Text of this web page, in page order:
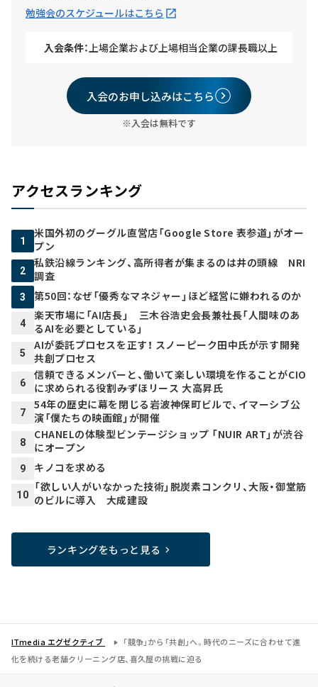
勉強会のスケジュールはこちら
入会条件：上場企業および上場相当企業の課長職以上
入会のお申し込みはこちら
※入会は無料です
アクセスランキング
1
米国外初のグーグル直営店「Google Store 表参道」がオー
プン
2
私鉄沿線ランキング、高所得者が集まるのは井の頭線 NRI
調査
3 第50回：なぜ「優秀なマネジャー」ほど経営に嫌われるのか
4
楽天市場に「AI店長」 三木谷浩史会長兼社長「人間味のあ
るAIを必要としている」
5
AIが委託プロセスを正す！ スノーピーク田中氏が示す開発
共創プロセス
6
信頼できるメンバーと、働いて楽しい環境を作ることがCIO
に求められる役割――みずほリース 大高昇氏
7
54年の歴史に幕を閉じる岩波神保町ビルで、イマーシブ公
演「僕たちの映画館」が開催
8
CHANELの体験型ビンテージショップ 「NUIR ART」が渋谷
にオープン
9 キノコを求める
10
「欲しい人がいなかった技術」脱炭素コンクリ、大阪・御堂筋
のビルに導入 大成建設
ランキングをもっと見る
ITmedia エグゼクティブ
「競争」から「共創」へ。時代のニーズに合わせて進
化を続ける老舗クリーニング店、喜久屋の挑戦に迫る